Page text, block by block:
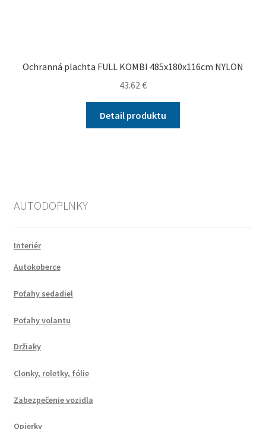
Ochranná plachta FULL KOMBI 485x180x116cm NYLON
43.62 €
Detail produktu
AUTODOPLNKY
Interiér
Autokoberce
Poťahy sedadiel
Poťahy volantu
Držiaky
Clonky, roletky, fólie
Zabezpečenie vozidla
Opierky